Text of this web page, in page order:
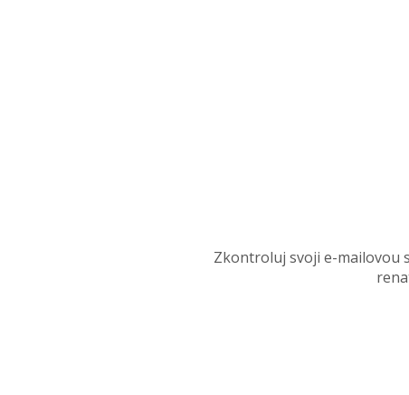
Zkontroluj svoji e-mailovou